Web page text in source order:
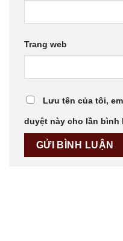
Trang web
Lưu tên của tôi,
duyệt này cho lần bình